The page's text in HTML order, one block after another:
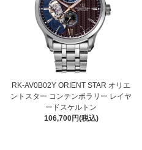
RK-AV0B02Y ORIENT STAR オリエ
ントスター コンテンポラリー レイヤ
ードスケルトン
106,700円(税込)